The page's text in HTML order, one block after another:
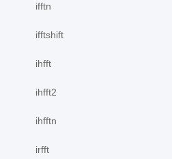
ifftn
ifftshift
ihfft
ihfft2
ihfftn
irfft